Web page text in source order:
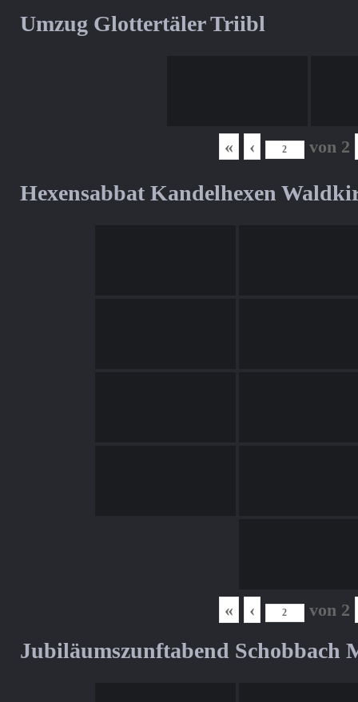
Umzug Glottertäler Triibl
« ‹ von 2
Hexensabbat Kandelhexen
« ‹ von 2
Jubiläumszunftabend Schobbach